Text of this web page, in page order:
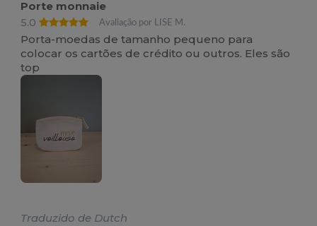
Porte monnaie
5.0
Avaliação por LISE M.
Porta-moedas de tamanho pequeno para
colocar os cartões de crédito ou outros. Eles são
top
Traduzido de Dutch